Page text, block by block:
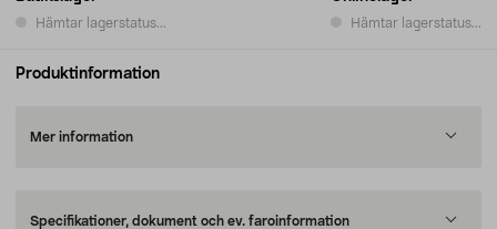
Hämtar lagerstatus... Hämtar lagerstatus...
Produktinformation
Mer information
Specifikationer, dokument och ev. faroinformation